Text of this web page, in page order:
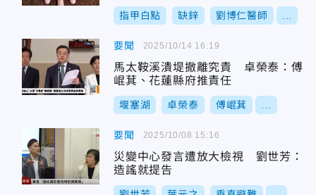
指甲白點 缺鋅 劉博仁醫師
要聞
馬太鞍溪潰堤撤離究責 卓榮泰：傅
崐萁、花蓮縣府推責任
堰塞湖 卓榮泰 傅崐萁
2025/10/14 16:19
要聞
災變中心發言遭放大檢視 劉世芳：
造謠就提告
2025/10/08 15:16